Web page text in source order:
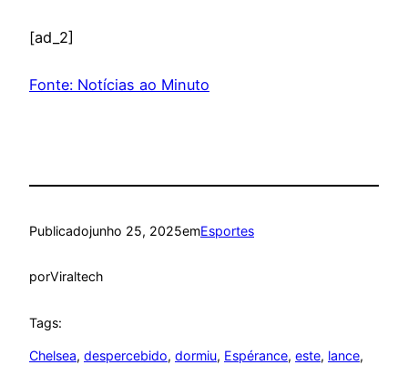
[ad_2]
Fonte: Notícias ao Minuto
Publicadojunho 25, 2025emEsportes
porViraltech
Tags:
Chelsea, despercebido, dormiu, Espérance, este, lance